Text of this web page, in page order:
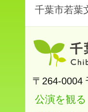
千葉市若葉
〒264-0004
公演を観る